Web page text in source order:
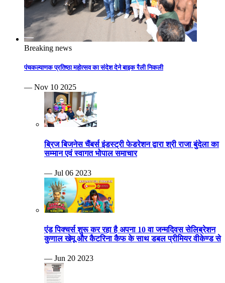
Breaking news
पंचकल्याणक प्रतिष्ठा महोत्सव का संदेश देने बाइक रैली निकली
— Nov 10 2025
ब्रिज बिजनेस चैंबर्स इंडस्ट्री फेडरेशन द्वारा श्री राजा बुंदेला का
सम्मान एवं स्वागत भोपाल समाचार
— Jul 06 2023
एंड पिक्चर्स शुरू कर रहा है अपना 10 वा जन्मदिवस सेलिब्रेशन
कुणाल खेमू और कैटरिना कैफ के साथ डबल प्रीमियर वीकेण्ड से
— Jun 20 2023